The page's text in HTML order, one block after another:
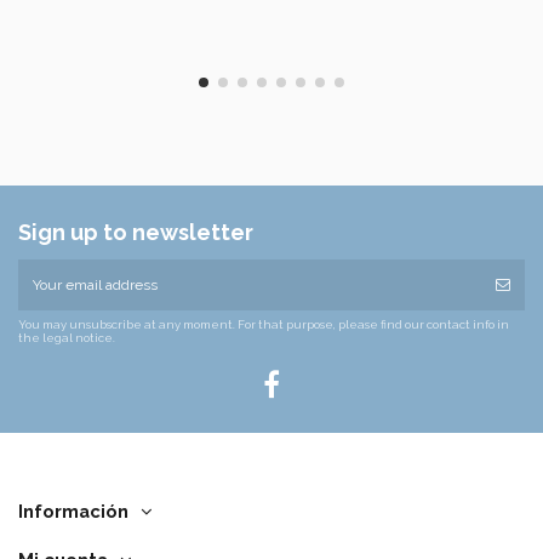
Sign up to newsletter
You may unsubscribe at any moment. For that purpose, please find our contact info in
the legal notice.
Información